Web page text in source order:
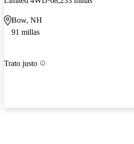
Bow, NH
91 millas
Trato justo